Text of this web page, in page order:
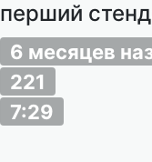
перший
6 месяцев
221
7:29